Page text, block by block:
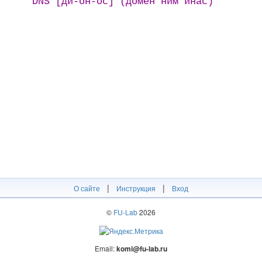
О сайте | Инструкция | Вход
© FU-Lab2026
Email:komi@fu-lab.ru